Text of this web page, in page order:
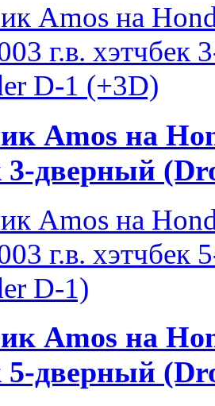
Amos на
3-дверный
Amos на
5-дверный